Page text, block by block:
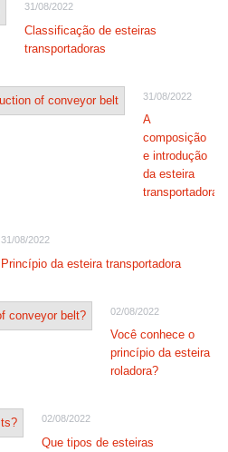
31/08/2022
Classificação de esteiras
transportadoras
31/08/2022
A
composição
e introdução
da esteira
transportadora
31/08/2022
Princípio da esteira transportadora
02/08/2022
Você conhece o
princípio da esteira
roladora?
02/08/2022
Que tipos de esteiras